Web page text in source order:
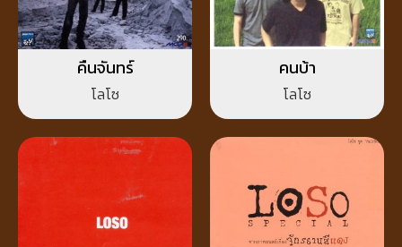
คืนจันทร์
โลโซ
คนบ้า
โลโซ